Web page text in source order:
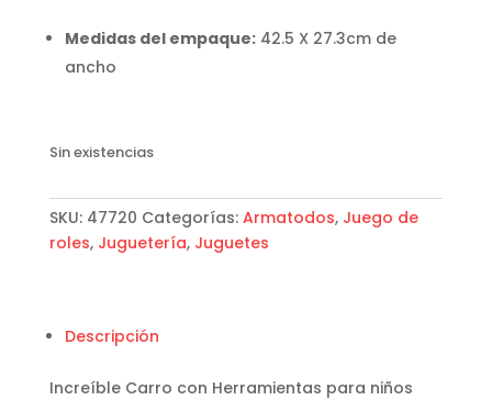
Medidas del empaque:42.5 X 27.3cm de
ancho
Sin existencias
SKU: 47720 Categorías: Armatodos, Juego de
roles, Juguetería, Juguetes
Descripción
Increíble Carro con Herramientas para niños